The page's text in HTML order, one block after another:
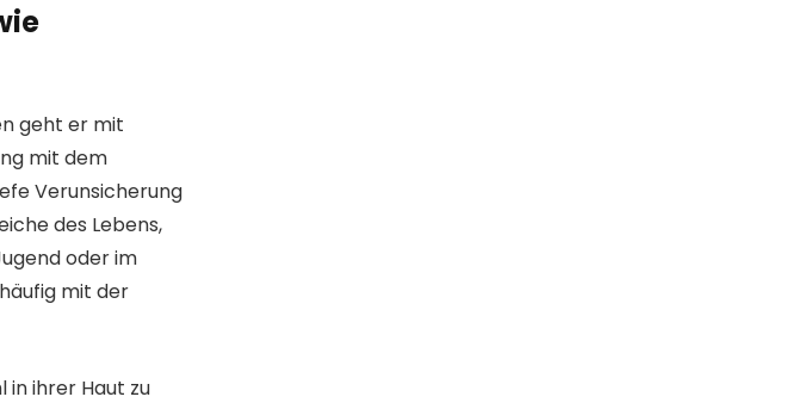
geht er mit
mit dem
Verunsicherung
des Lebens,
oder im
mit der
in ihrer Haut zu